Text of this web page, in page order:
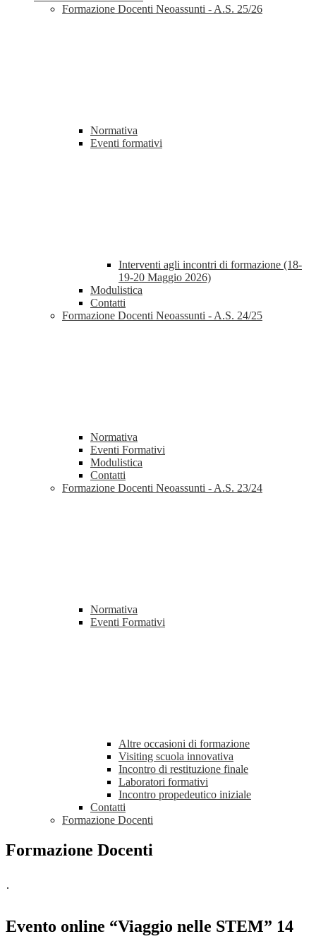
Formazione Docenti Neoassunti - A.S. 25/26
Normativa
Eventi formativi
Interventi agli incontri di formazione (18-
19-20 Maggio 2026)
Modulistica
Contatti
Formazione Docenti Neoassunti - A.S. 24/25
Normativa
Eventi Formativi
Modulistica
Contatti
Formazione Docenti Neoassunti - A.S. 23/24
Normativa
Eventi Formativi
Altre occasioni di formazione
Visiting scuola innovativa
Incontro di restituzione finale
Laboratori formativi
Incontro propedeutico iniziale
Contatti
Formazione Docenti
Formazione Docenti
.
Evento online “Viaggio nelle STEM” 14